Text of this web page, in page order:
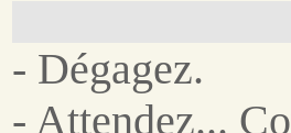
- Dégagez.
- Attendez...